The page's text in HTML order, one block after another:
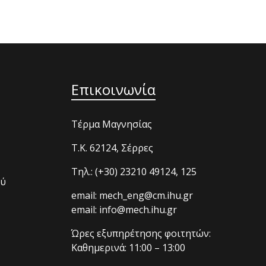
Επικοινωνία
Τέρμα Μαγνησίας
T.K. 62124, Σέρρες
Τηλ.: (+30) 23210 49124, 125
email: mech_eng@cm.ihu.gr
email: info@mech.ihu.gr
Ώρες εξυπηρέτησης φοιτητών:
Καθημερινά: 11:00 – 13:00